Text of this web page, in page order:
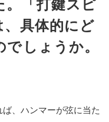
。「打鍵スピ
具体的にど
しょうか。
、ハンマーが弦に当た